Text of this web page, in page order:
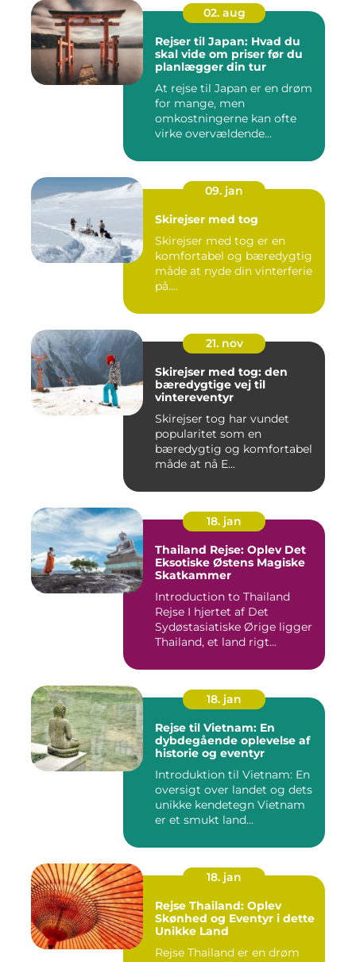
02. aug
Rejser til Japan: Hvad du
skal vide om priser før du
planlægger din tur
At rejse til Japan er en drøm
for mange, men
omkostningerne kan ofte
virke overvældende...
09. jan
Skirejser med tog
Skirejser med tog er en
komfortabel og bæredygtig
måde at nyde din vinterferie
på....
21. nov
Skirejser med tog: den
bæredygtige vej til
vintereventyr
Skirejser tog har vundet
popularitet som en
bæredygtig og komfortabel
måde at nå E...
18. jan
Thailand Rejse: Oplev Det
Eksotiske Østens Magiske
Skatkammer
Introduction to Thailand
Rejse I hjertet af Det
Sydøstasiatiske Ørige ligger
Thailand, et land rigt...
18. jan
Rejse til Vietnam: En
dybdegående oplevelse af
historie og eventyr
Introduktion til Vietnam: En
oversigt over landet og dets
unikke kendetegn Vietnam
er et smukt land...
18. jan
Rejse Thailand: Oplev
Skønhed og Eventyr i dette
Unikke Land
Rejse Thailand er en drøm